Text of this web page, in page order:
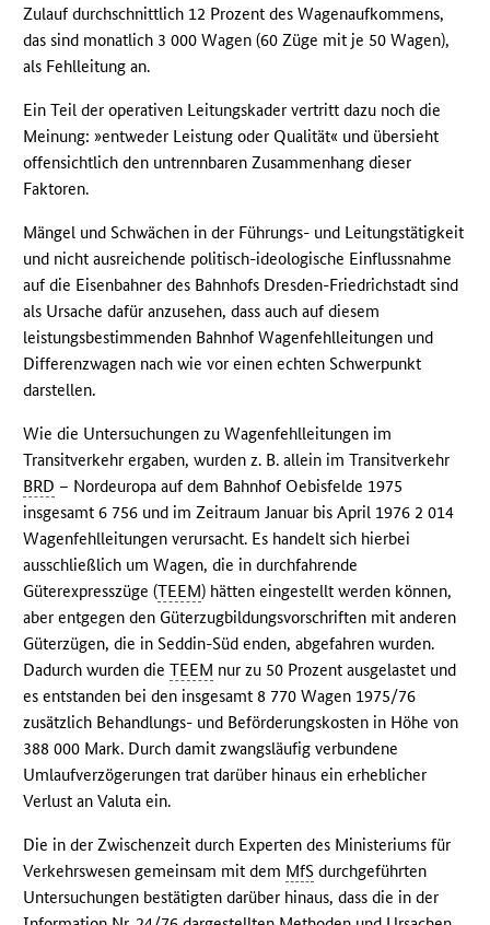
Zulauf durchschnittlich 12 Prozent des Wagenaufkommens,
das sind monatlich 3 000 Wagen (60 Züge mit je 50 Wagen),
als Fehlleitung an.
Ein Teil der operativen Leitungskader vertritt dazu noch die
Meinung: »entweder Leistung oder Qualität« und übersieht
offensichtlich den untrennbaren Zusammenhang dieser
Faktoren.
Mängel und Schwächen in der Führungs- und Leitungstätigkeit
und nicht ausreichende politisch-ideologische Einflussnahme
auf die Eisenbahner des Bahnhofs Dresden-Friedrichstadt sind
als Ursache dafür anzusehen, dass auch auf diesem
leistungsbestimmenden Bahnhof Wagenfehlleitungen und
Differenzwagen nach wie vor einen echten Schwerpunkt
darstellen.
Wie die Untersuchungen zu Wagenfehlleitungen im
Transitverkehr ergaben, wurden z. B. allein im Transitverkehr
BRD – Nordeuropa auf dem Bahnhof Oebisfelde 1975
insgesamt 6 756 und im Zeitraum Januar bis April 1976 2 014
Wagenfehlleitungen verursacht. Es handelt sich hierbei
ausschließlich um Wagen, die in durchfahrende
Güterexpresszüge (TEEM) hätten eingestellt werden können,
aber entgegen den Güterzugbildungsvorschriften mit anderen
Güterzügen, die in Seddin-Süd enden, abgefahren wurden.
Dadurch wurden dieTEEM nur zu 50 Prozent ausgelastet und
es entstanden bei den insgesamt 8 770 Wagen 1975/76
zusätzlich Behandlungs- und Beförderungskosten in Höhe von
388 000 Mark. Durch damit zwangsläufig verbundene
Umlaufverzögerungen trat darüber hinaus ein erheblicher
Verlust an Valuta ein.
Die in der Zwischenzeit durch Experten des Ministeriums für
Verkehrswesen gemeinsam mit dem MfS durchgeführten
Untersuchungen bestätigten darüber hinaus, dass die in der